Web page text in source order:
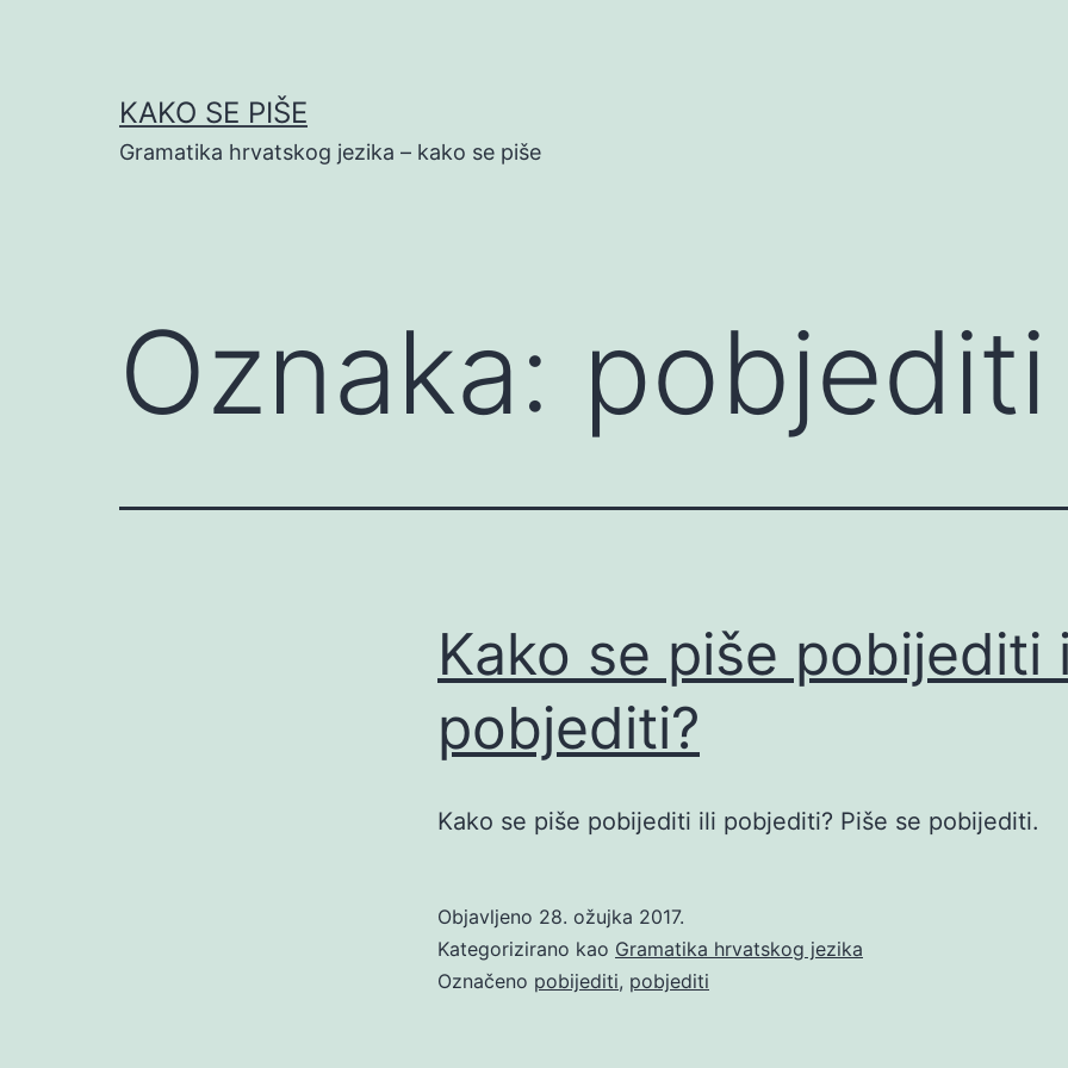
KAKO SE PIŠE
Gramatika hrvatskog jezika – kako se piše
Oznaka: pobjediti
Kako se piše pobijediti
pobjediti?
Kako se piše pobijediti ili pobjediti? Piše se pobijediti.
Objavljeno 28. ožujka 2017.
Kategorizirano kao Gramatika hrvatskog jezika
Označeno pobijediti, pobjediti